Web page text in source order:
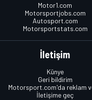
Motor1.com
Motorsportjobs.com
Autosport.com
Motorsportstats.com
İletişim
Künye
Geri bildirim
Motorsport.com'da reklam
İletişime geç